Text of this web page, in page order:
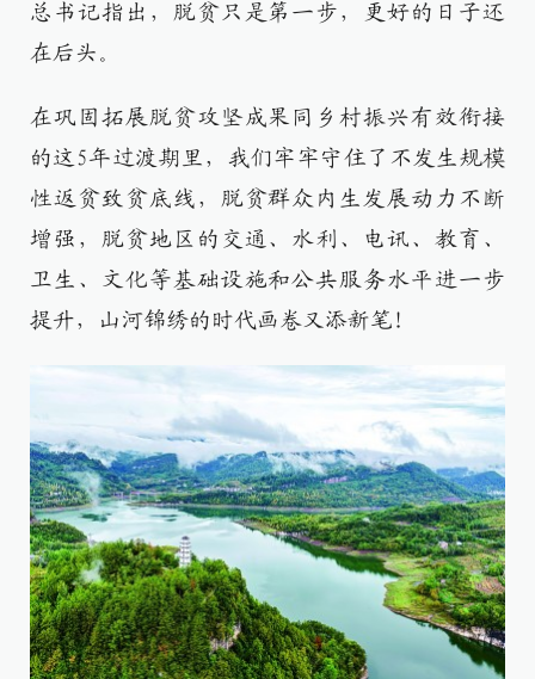
总书记指出，脱贫只是第一步，更好的日子还
在后头。
在巩固拓展脱贫攻坚成果同乡村振兴有效衔接
的这5年过渡期里，我们牢牢守住了不发生规模
性返贫致贫底线，脱贫群众内生发展动力不断
增强，脱贫地区的交通、水利、电讯、教育、
卫生、文化等基础设施和公共服务水平进一步
提升，山河锦绣的时代画卷又添新笔！